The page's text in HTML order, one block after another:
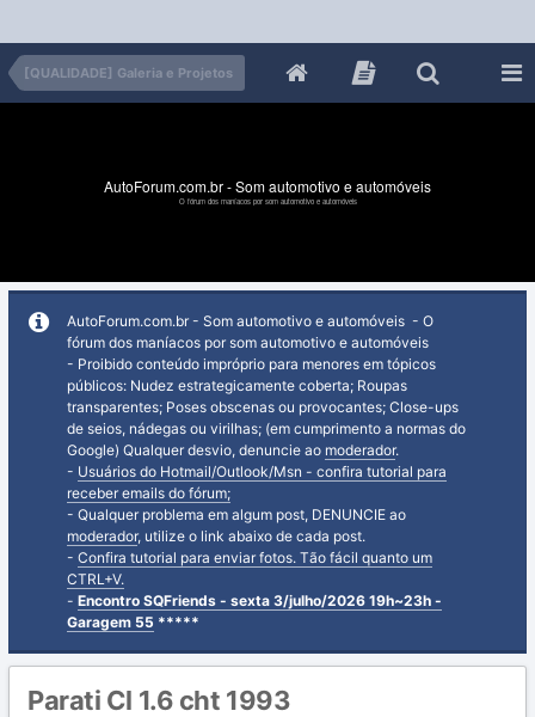
[QUALIDADE] Galeria e Projetos
AutoForum.com.br - Som automotivo e automóveis
O fórum dos maníacos por som automotivo e automóveis
AutoForum.com.br - Som automotivo e automóveis - O
fórum dos maníacos por som automotivo e automóveis
- Proibido conteúdo impróprio para menores em tópicos
públicos: Nudez estrategicamente coberta; Roupas
transparentes; Poses obscenas ou provocantes; Close-ups
de seios, nádegas ou virilhas; (em cumprimento a normas do
Google) Qualquer desvio, denuncie ao moderador.
- Usuários do Hotmail/Outlook/Msn - confira tutorial para
receber emails do fórum;
- Qualquer problema em algum post, DENUNCIE ao
moderador, utilize o link abaixo de cada post.
- Confira tutorial para enviar fotos. Tão fácil quanto um
CTRL+V.
- Encontro SQFriends - sexta 3/julho/2026 19h~23h -
Garagem 55 *****
Parati Cl 1.6 cht 1993